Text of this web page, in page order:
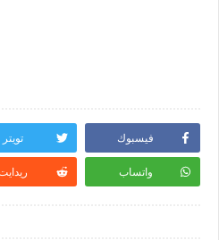
فيسبوك تويتر
واتساب